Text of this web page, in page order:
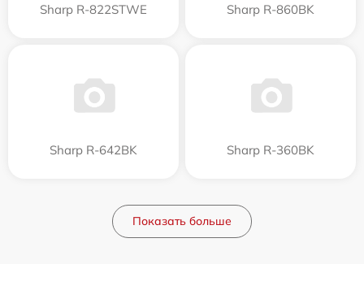
Sharp R-822STWE Sharp R-860BK
Sharp R-642BK Sharp R-360BK
Показать больше